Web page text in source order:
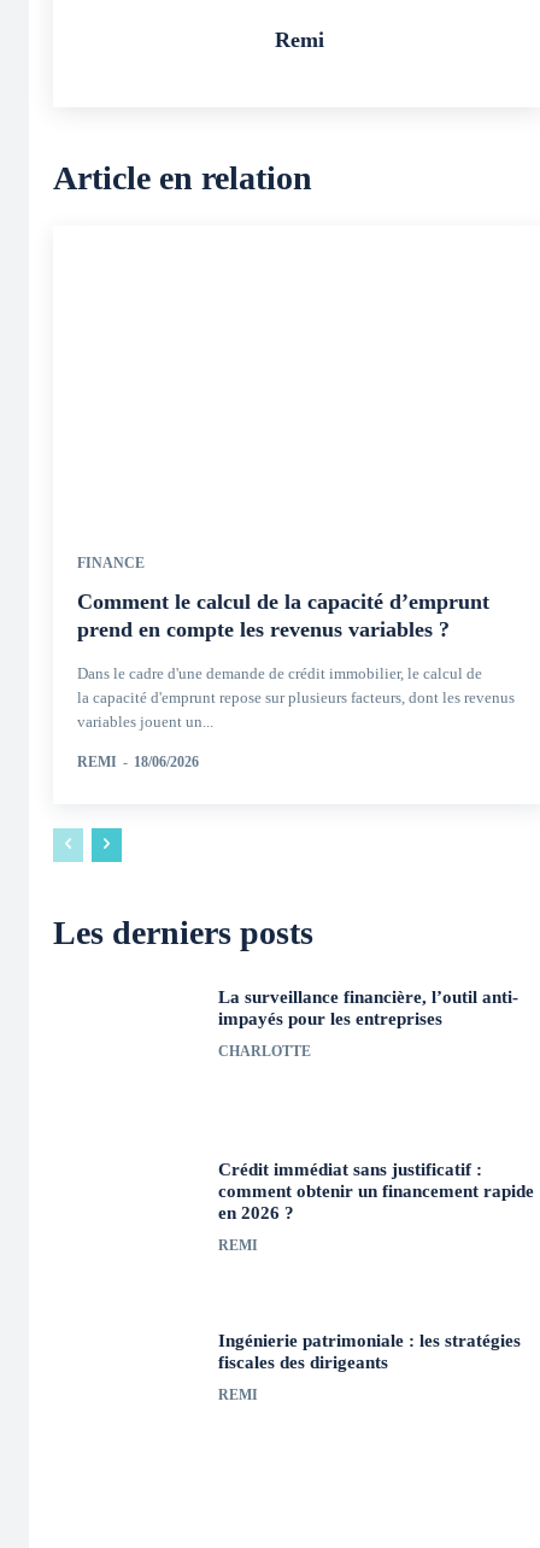
Remi
Article en relation
FINANCE
Comment le calcul de la capacité d’emprunt
prend en compte les revenus variables ?
Dans le cadre d'une demande de crédit immobilier, le calcul de
la capacité d'emprunt repose sur plusieurs facteurs, dont les revenus
variables jouent un...
REMI - 18/06/2026
Les derniers posts
La surveillance financière, l’outil anti-
impayés pour les entreprises
CHARLOTTE
Crédit immédiat sans justificatif :
comment obtenir un financement rapide
en 2026 ?
REMI
Ingénierie patrimoniale : les stratégies
fiscales des dirigeants
REMI